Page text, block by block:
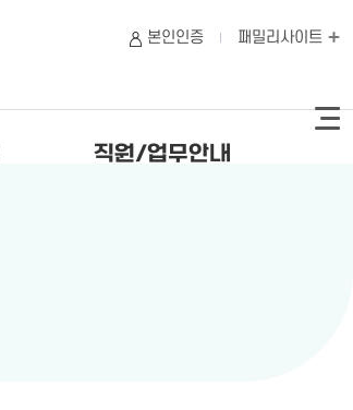
직원/업무안내
본인인증 패밀리사이트